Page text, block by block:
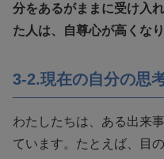
分をあるがままに受け入
た人は、自尊心が高くなり
3-2.現在の自分の思
わたしたちは、ある出来
ています。たとえば、目